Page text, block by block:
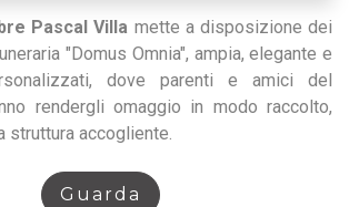
Pascal Villa mette a disposizione dei
"Domus Omnia", ampia, elegante e
dove parenti e amici del
rendergli omaggio in modo raccolto,
struttura accogliente.
Guarda